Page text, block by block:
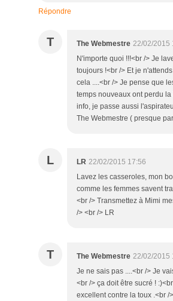
Répondre
T The Webmestre 22/02/2015
N'importe quoi !!!<br /> Je
toujours !<br /> Et je
cela ....<br /> Je pense que
temps nouveaux ont perdu la
info, je passe aussi
The Webmestre ( presque
L LR 22/02/2015 17:56
Lavez les casseroles, mon
comme les femmes savent
<br /> Transmettez à Mimi
/> <br /> LR
T The Webmestre 22/02/2015
Je ne sais pas ....<br /> Je
<br /> ça doit être sucré !
excellent contre la toux .<br /